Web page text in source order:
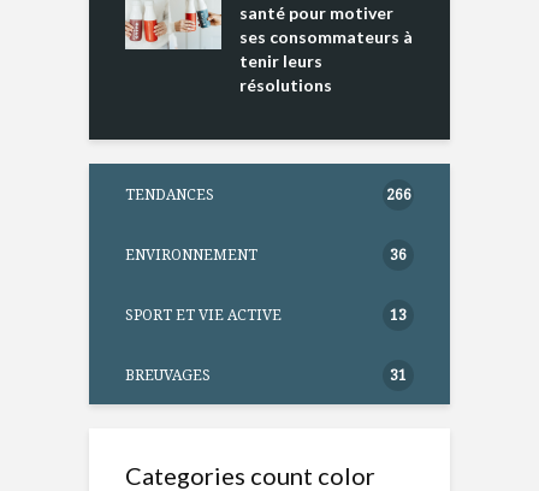
santé pour motiver
ses consommateurs à
tenir leurs
résolutions
TENDANCES 266
ENVIRONNEMENT 36
SPORT ET VIE ACTIVE 13
BREUVAGES 31
Categories count color